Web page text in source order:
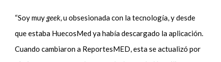
“Soy muygeek, u obsesionada con la tecnología, y desde
que estaba HuecosMed ya había descargado la aplicación.
Cuando cambiaron a ReportesMED, esta se actualizó por